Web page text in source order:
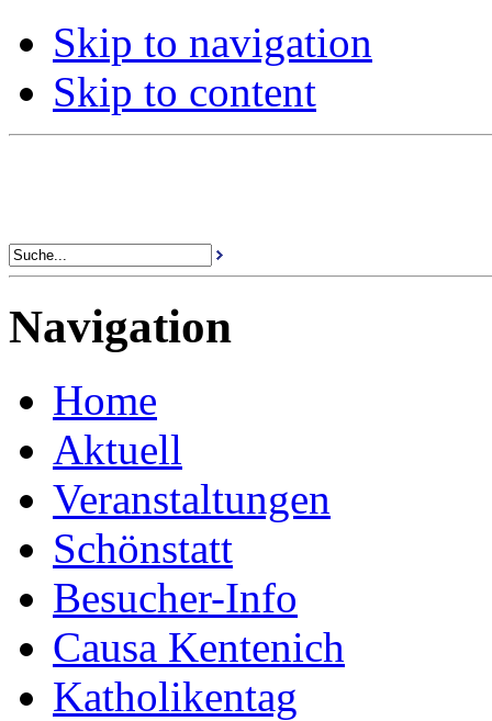
Skip to navigation
Skip to content
Navigation
Home
Aktuell
Veranstaltungen
Schönstatt
Besucher-Info
Causa Kentenich
Katholikentag